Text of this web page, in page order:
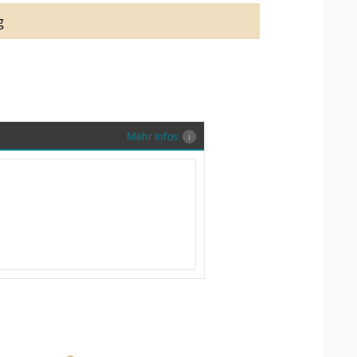
auch richtig in Szene zu setzen,
Trauringe-EFES Tragetasche inkl.
Sendung zu schützen und
Mehr Infos